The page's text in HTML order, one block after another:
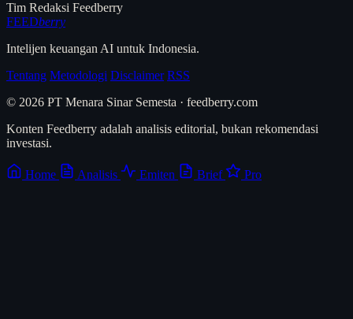
Tim Redaksi Feedberry
FEEDberry
Intelijen keuangan AI untuk Indonesia.
Tentang Metodologi Disclaimer RSS
© 2026 PT Menara Sinar Semesta · feedberry.com
Konten Feedberry adalah analisis editorial, bukan rekomendasi
investasi.
Home Analisis Emiten Brief Pro